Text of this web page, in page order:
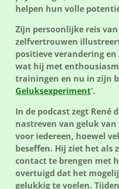
helpen hun volle
Zijn persoonlijke reis
zelfvertrouwen
positieve verandering
wat hij met
trainingen en nu in zijn
Geluksexperiment'.
In de podcast zegt
nastreven van geluk
voor iedereen, hoewel
beseffen. Hij ziet het als
contact te brengen met
overtuigd dat het
gelukkig te voelen.